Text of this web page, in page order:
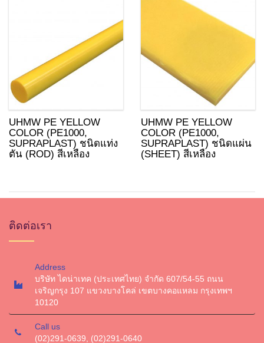
UHMW PE YELLOW
COLOR (PE1000,
SUPRAPLAST) ชนิดแท่ง
ตัน (ROD) สีเหลือง
UHMW PE YELLOW
COLOR (PE1000,
SUPRAPLAST) ชนิดแผ่น
(SHEET) สีเหลือง
ติดต่อเรา
Address
บริษัท ไดน่าเทค (ประเทศไทย) จำกัด 607/54-55 ถนน
เจริญกรุง 107 แขวงบางโคล่ เขตบางคอแหลม กรุงเทพฯ
10120
Call us
(02)291-0639, (02)291-0640